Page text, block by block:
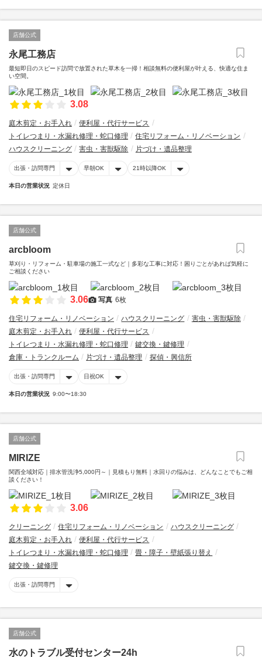
店舗公式
永尾工務店
最短即日のスピード訪問で放置された草木を一掃！相談無料の便利屋が叶える、快適な住ま
い空間。
3.08
庭木剪定・お手入れ
便利屋・代行サービス
トイレつまり・水漏れ修理・蛇口修理
住宅リフォーム・リノベーション
ハウスクリーニング
害虫・害獣駆除 片づけ・遺品整理
出張・訪問専門 早朝OK 21時以降OK
本日の営業状況 定休日
店舗公式
arcbloom
草刈り・リフォーム・駐車場の施工一式など｜多彩な工事に対応！困りごとがあれば気軽に
ご相談ください
3.06 写真 6枚
住宅リフォーム・リノベーション ハウスクリーニング
害虫・害獣駆除
庭木剪定・お手入れ
便利屋・代行サービス
トイレつまり・水漏れ修理・蛇口修理
鍵交換・鍵修理
倉庫・トランクルーム
片づけ・遺品整理 探偵・興信所
出張・訪問専門 日祝OK
本日の営業状況 9:00〜18:30
店舗公式
MIRIZE
関西全域対応｜排水管洗浄5,000円～｜見積もり無料｜水回りの悩みは、どんなことでもご相
談ください！
3.06
クリーニング 住宅リフォーム・リノベーション
ハウスクリーニング
庭木剪定・お手入れ
便利屋・代行サービス
トイレつまり・水漏れ修理・蛇口修理
畳・障子・壁紙張り替え
鍵交換・鍵修理
出張・訪問専門
店舗公式
水のトラブル受付センター24h